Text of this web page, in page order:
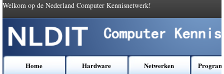
Welkom op de Nederland Computer Kennisnetwerk!
Home Hardware Netwerken